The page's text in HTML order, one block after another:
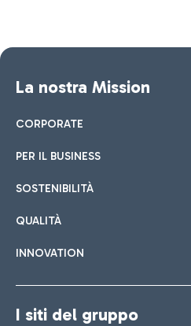
La nostra Mission
CORPORATE
PER IL BUSINESS
SOSTENIBILITÀ
QUALITÀ
INNOVATION
I siti del gruppo